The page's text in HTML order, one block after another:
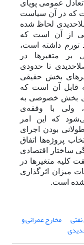
عمومی پویای
که در آن سیاست
لحاظ شده
از آن است که
داشته است،
بر متغیرها در
تا حدودی
بخش حقیقی
قابل آن است که
بخش خصوصی به
ولی با وقفه‌ی
که این امر
بودن اجرای
پروژه‌ها اتفاق
ساختار اقتصادی
کلیه متغیرها در
میزان اثرگذاری
شده است.
مخارج عمرانی و